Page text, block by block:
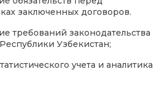
заключенных договоров.
законодательства
Узбекистан;
учета и аналитика